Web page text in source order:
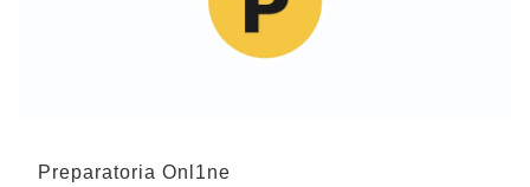
Preparatoria Onl1ne